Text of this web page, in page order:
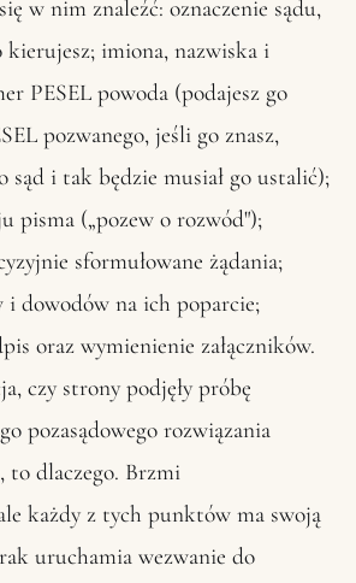
w nim znaleźć: oznaczenie sądu,
imiona, nazwiska i
PESEL powoda (podajesz go
pozwanego, jeśli go znasz,
sąd i tak będzie musiał go ustalić);
pisma („pozew o rozwód");
sformułowane żądania;
i dowodów na ich poparcie;
oraz wymienienie załączników.
czy strony podjęły próbę
pozasądowego rozwiązania
to dlaczego. Brzmi
każdy z tych punktów ma swoją
uruchamia wezwanie do